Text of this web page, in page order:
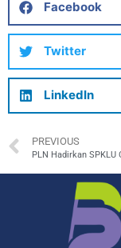
Facebook
Twitter
LinkedIn
PREVIOUS